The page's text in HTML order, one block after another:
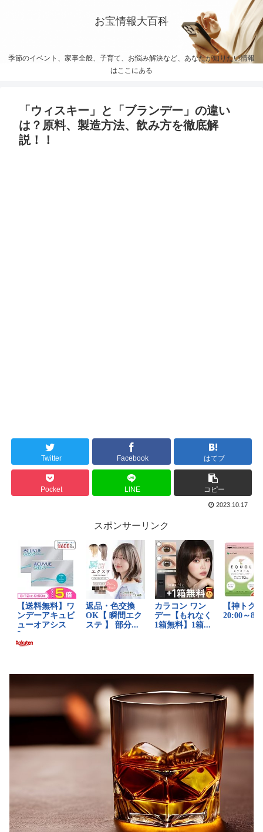
お宝情報大百科
季節のイベント、家事全般、子育て、お悩み解決など、あなたが知りたい情報
はここにある
「ウィスキー」と「ブランデー」の違い
は？原料、製造方法、飲み方を徹底解
説！！
Twitter Facebook はてブ
Pocket LINE コピー
2023.10.17
スポンサーリンク